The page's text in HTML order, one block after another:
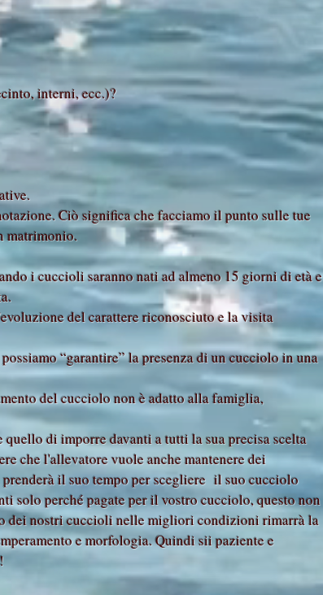
interni, ecc.)?
Ciò significa che facciamo il punto sulle tue
matrimonio.
i cuccioli saranno nati ad almeno 15 giorni di età e
del carattere riconosciuto e la visita
“garantire” la presenza di un cucciolo in una
del cucciolo non è adatto alla famiglia,
di imporre davanti a tutti la sua precisa scelta
che l'allevatore vuole anche mantenere dei
il suo tempo per scegliere il suo cucciolo
solo perché pagate per il vostro cucciolo, questo non
dei nostri cuccioli nelle migliori condizioni rimarrà la
e morfologia. Quindi sii paziente e